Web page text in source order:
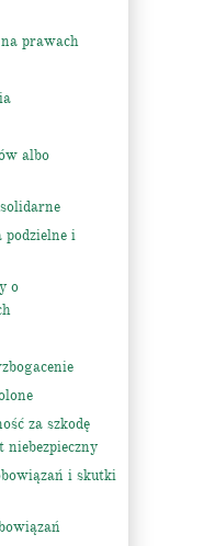
prawach
albo
i
o
za szkodę
niebezpieczny
i skutki